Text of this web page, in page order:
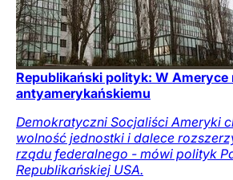
Republikański polityk: W
antyamerykańskiemu
Demokratyczni Socjaliści Ameryki
wolność jednostki i dalece
rządu federalnego - mówi polityk
Republikańskiej USA.